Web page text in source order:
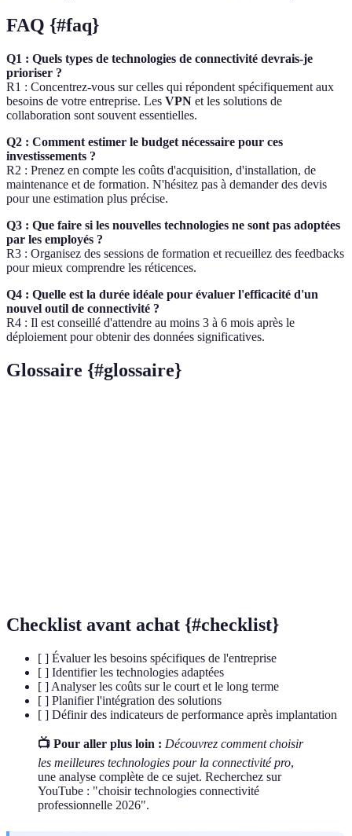
FAQ {#faq}
Q1 : Quels types de technologies de connectivité devrais-je
prioriser ?
R1 : Concentrez-vous sur celles qui répondent spécifiquement aux
besoins de votre entreprise. Les VPN et les solutions de
collaboration sont souvent essentielles.
Q2 : Comment estimer le budget nécessaire pour ces
investissements ?
R2 : Prenez en compte les coûts d'acquisition, d'installation, de
maintenance et de formation. N'hésitez pas à demander des devis
pour une estimation plus précise.
Q3 : Que faire si les nouvelles technologies ne sont pas adoptées
par les employés ?
R3 : Organisez des sessions de formation et recueillez des feedbacks
pour mieux comprendre les réticences.
Q4 : Quelle est la durée idéale pour évaluer l'efficacité d'un
nouvel outil de connectivité ?
R4 : Il est conseillé d'attendre au moins 3 à 6 mois après le
déploiement pour obtenir des données significatives.
Glossaire {#glossaire}
Checklist avant achat {#checklist}
[ ] Évaluer les besoins spécifiques de l'entreprise
[ ] Identifier les technologies adaptées
[ ] Analyser les coûts sur le court et le long terme
[ ] Planifier l'intégration des solutions
[ ] Définir des indicateurs de performance après implantation
📺 Pour aller plus loin : Découvrez comment choisir
les meilleures technologies pour la connectivité pro,
une analyse complète de ce sujet. Recherchez sur
YouTube : "choisir technologies connectivité
professionnelle 2026".